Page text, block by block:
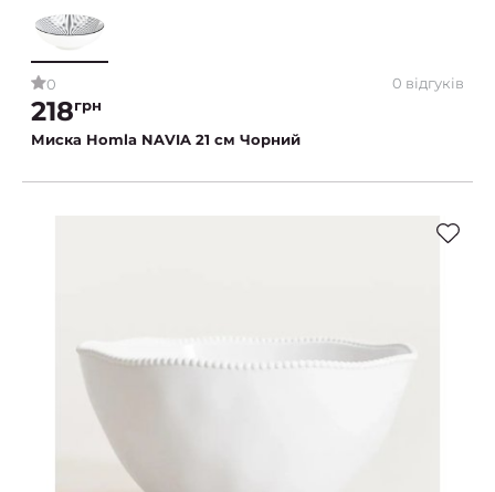
0 0 відгуків
218грн
Миска Homla NAVIA 21 см Чорний